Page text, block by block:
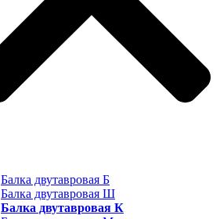
Балка двутавровая Б
Балка двутавровая Ш
Балка двутавровая К